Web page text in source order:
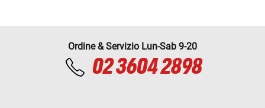
Ordine & Servizio Lun-Sab 9-20
02 3604 2898